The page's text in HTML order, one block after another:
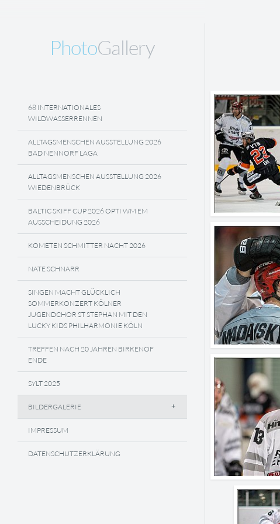
PhotoGallery
68 INTERNATIONALES
WILDWASSERRENNEN
ALLTAGSMENSCHEN AUSSTELLUNG 2026
BAD NENNORF LAGA
ALLTAGSMENSCHEN AUSSTELLUNG 2026
WIEDENBRÜCK
BALTIC SKIFF CUP 2026 OPTI WM EM
AUSSCHEIDUNG 2026
KOMETEN SCHMITTER NACHT 2026
NATE SCHNARR
SINGEN MACHT GLÜCKLICH
SOMMERKONZERT KÖLNER
JUGENDCHOR ST STEPHAN MIT DEN
LUCKY KIDS PHILHARMONIE KÖLN
TREFFEN NACH 20 JAHREN BIRKENOF
ENDE
SYLT 2025
BILDERGALERIE
IMPRESSUM
DATENSCHUTZERKLÄRUNG